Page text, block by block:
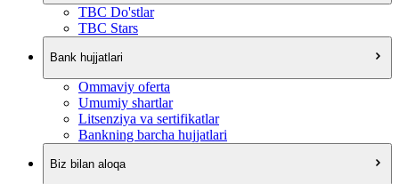
TBC Do'stlar
TBC Stars
Bank hujjatlari
Ommaviy oferta
Umumiy shartlar
Litsenziya va sertifikatlar
Bankning barcha hujjatlari
Biz bilan aloqa